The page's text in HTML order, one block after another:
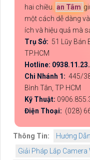
hai chiều. an Tâm
một cách dễ dàng
ích và hiệu quả mà
Trụ Sở: 51 Lũy Bán
TP.HCM
Hotline:
Chi Nhánh 1: 445/
Bình Tân, TP HCM
Kỹ Thuật:
Điện Thoại: (028)
Thông Tin:
Hướng
Giải Pháp Lắp Camera